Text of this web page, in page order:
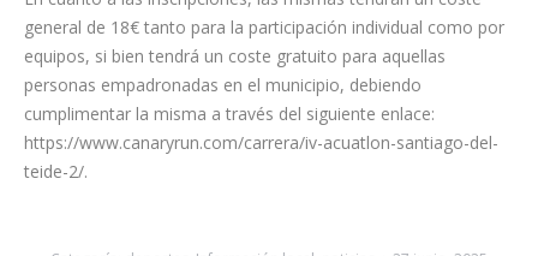
pie en la localidad de Playa de la Arena; destacando que en la
misma podrán participar mayores de 16 años (en cuyo caso
deberán presentar una autorización por parte de padre, madre
o tutor/a legal).
En cuanto a las inscripciones, las mismas tendrán un coste
general de 18€ tanto para la participación individual como por